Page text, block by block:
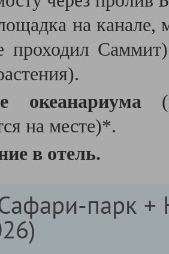
на
проходил
океанариума
на месте)*.
в отель.
парк +